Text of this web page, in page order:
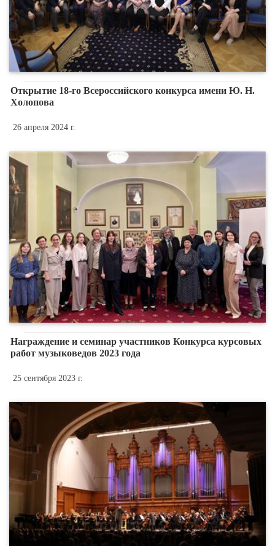
Открытие 18-го Всероссийского конкурса имени Ю. Н.
Холопова
26 апреля 2024 г.
Награждение и семинар участников Конкурса курсовых
работ музыковедов 2023 года
25 сентября 2023 г.